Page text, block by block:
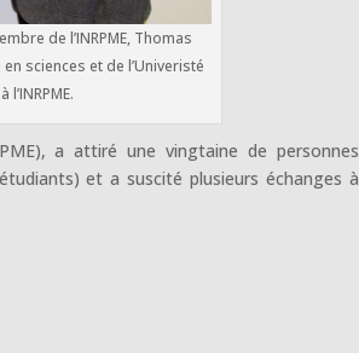
de l’INRPME, Thomas
sciences et de l’Univeristé
a attiré une vingtaine de personnes
et a suscité plusieurs échanges à